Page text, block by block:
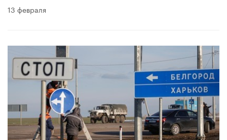
13 февраля